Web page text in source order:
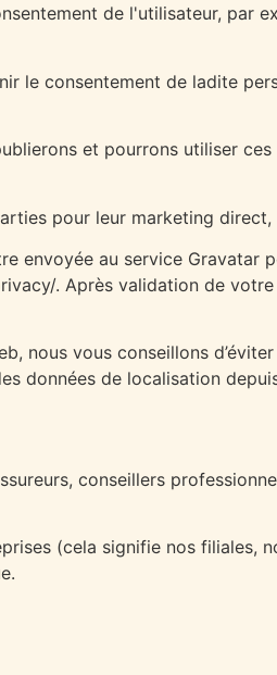
de l'utilisateur, par
le consentement de ladite
et pourrons utiliser
pour leur marketing direct,
envoyée au service Gravatar
. Après validation de
nous vous conseillons
données de localisation
conseillers
(cela signifie nos filiales,